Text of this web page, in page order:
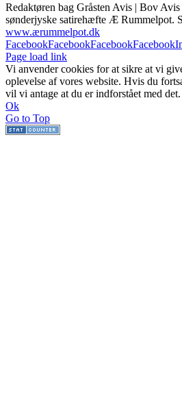
Redaktøren bag Gråsten Avis | Bov
sønderjyske satirehæfte Æ Rummelpot.
www.ærummelpot.dk
FacebookFacebookFacebookFacebook
Page load link
Vi anvender cookies for at sikre at vi
oplevelse af vores website. Hvis du
vil vi antage at du er indforstået med det.
Ok
Go to Top